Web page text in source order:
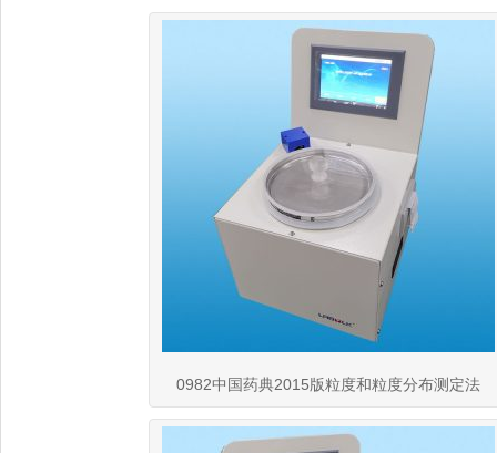
0982中国药典2015版粒度和粒度分布测定法